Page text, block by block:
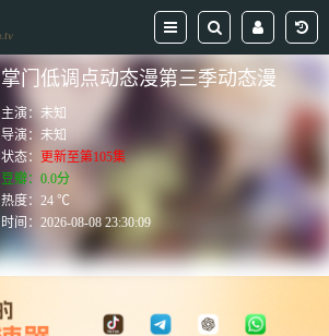
掌门低调点动态漫第三季动态漫
主演：未知
导演：未知
状态： 更新至第105集
豆瓣：0.0分
热度：24 ℃
时间：2026-08-08 23:30:09